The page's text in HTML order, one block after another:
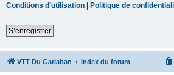
Conditions d’utilisation | Politique de
S’enregistrer
VTT Du Garlaban Index du forum